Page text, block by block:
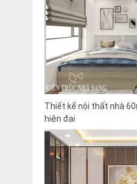
Thiết kế nội thất nhà
hiện đại